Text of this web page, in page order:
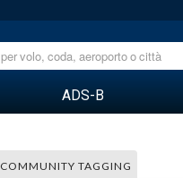
ADS-B
COMMUNITY TAGGING